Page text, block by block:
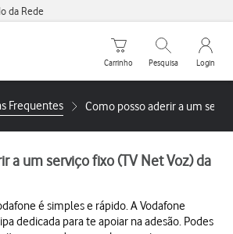
da Rede
Carrinho de compras
Carrinho
Pesquisar
Pesquisa
My
Login
Frequentes Como posso aderir a um
a um serviço fixo (TV Net Voz) da
é simples e rápido. A Vodafone
dedicada para te apoiar na adesão. Podes